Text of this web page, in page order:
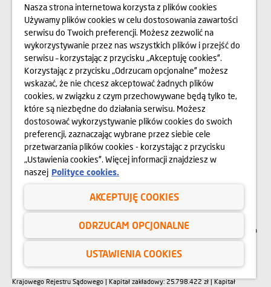
RELACJE INWESTORSKIE
BIURO PRASOWE
O NAS
OPINIE
BLOG
Przedstawione na stronie internetowej www.domd.pl wizualizacje, animacje oraz
modele budynku mają charakter poglądowy. Wygląd budynku oraz
zagospodarowanie terenu mogą nieznacznie ulec zmianie na etapie realizacji.
Wszelkie prawa zastrzeżone. Prawa do używania, kopiowania i rozpowszechniania
podlegają w szczególności przepisom ustawy z dnia 4 lutego 1994 r. o Prawie
autorskim i prawach pokrewnych (Dz. U. 2006 Nr 90 poz. 631 z późn. zm.).
Wykorzystywanie danych lub materiałów z niniejszej strony w jakichkolwiek celach
wymaga każdorazowo pisemnej zgody Dom Development S.A. W przypadku
Krajowego Rejestru Sądowego | Kapitał zakładowy: 25.798.422 zł | Kapitał
Nasza strona internetowa korzysta z plików cookies
Używamy plików cookies w celu dostosowania zawartości
serwisu do Twoich preferencji. Możesz zezwolić na
wykorzystywanie przez nas wszystkich plików i przejść do
serwisu – korzystając z przycisku „Akceptuję cookies”.
Korzystając z przycisku „Odrzucam opcjonalne” możesz
wskazać, że nie chcesz akceptować żadnych plików
cookies, w związku z czym przechowywane będą tylko te,
które są niezbędne do działania serwisu. Możesz
dostosować wykorzystywanie plików cookies do swoich
preferencji, zaznaczając wybrane przez siebie cele
przetwarzania plików cookies - korzystając z przycisku
„Ustawienia cookies”. Więcej informacji znajdziesz w
naszej Polityce cookies.
AKCEPTUJĘ COOKIES
ODRZUCAM OPCJONALNE
USTAWIENIA COOKIES